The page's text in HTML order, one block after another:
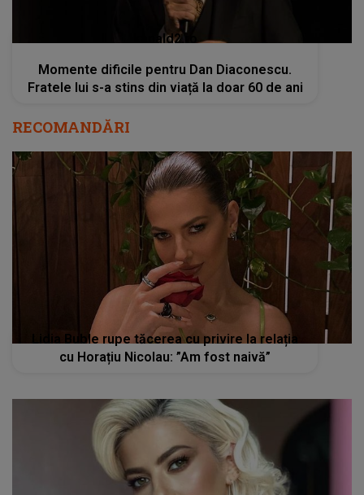
Lidia Buble rupe tăcerea cu privire la relația
cu Horațiu Nicolau: ”Am fost naivă”
Lidia Buble, pregătită să devină mamă?
Cântăreața a ales numele copilului: ”Îmi
doresc băiat”